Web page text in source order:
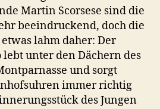
Martin Scorsese sind die
beeindruckend, doch die
lahm daher: Der
unter den Dächern des
und sorgt
immer richtig
des Jungen